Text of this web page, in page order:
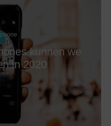
kunnen we
in 2020